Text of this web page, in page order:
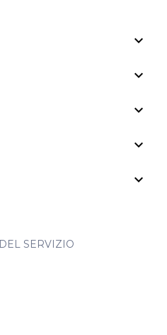
expand_more
expand_more
expand_more
expand_more
expand_more
SERVIZIO